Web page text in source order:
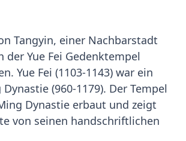
Tangyin, einer Nachbarstadt
der Yue Fei Gedenktempel
Yue Fei (1103-1143) war ein
(960-1179). Der Tempel
Dynastie erbaut und zeigt
von seinen handschriftlichen